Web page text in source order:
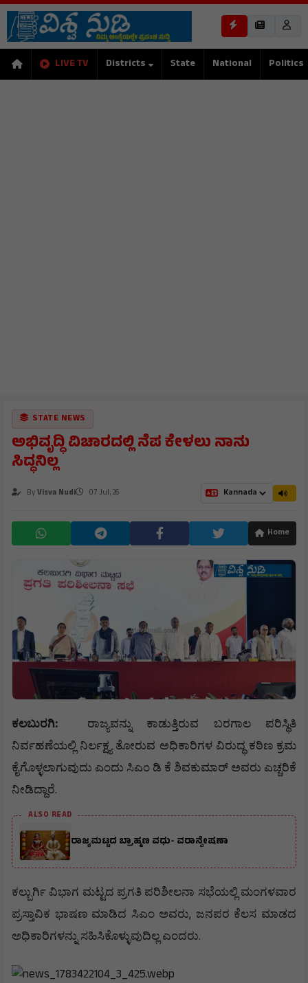
LIVE TV Districts State National Politics
STATE NEWS
ಅಭಿವೃದ್ಧಿ ವಿಚಾರದಲ್ಲಿ ನೆಪ ಕೇಳಲು ನಾನು
ಸಿದ್ಧನಿಲ್ಲ
ByVisva Nudi 07 Jul, 26
Home
ಕಲಬುರಗಿ: ರಾಜ್ಯವನ್ನು ಕಾಡುತ್ತಿರುವ ಬರಗಾಲ
ಪರಿಸ್ಥಿತಿ
ನಿರ್ವಹಣೆಯಲ್ಲಿ ನಿರ್ಲಕ್ಷ್ಯ ತೋರುವ ಅಧಿಕಾರಿಗಳ ವಿರುದ್ಧ ಕಠಿಣ ಕ್ರಮ
ಕೈಗೊಳ್ಳಲಾಗುವುದು ಎಂದು ಸಿಎಂ ಡಿ ಕೆ ಶಿವಕುಮಾರ್ ಅವರು ಎಚ್ಚರಿಕೆ
ನೀಡಿದ್ದಾರೆ.
ALSO READ
ರಾಜ್ಯಮಟ್ಟದ ಬ್ರಾಹ್ಮಣ ವಧು- ವರಾನ್ವೇಷಣಾ
ಕಲ್ಬುರ್ಗಿ ವಿಭಾಗ ಮಟ್ಟದ ಪ್ರಗತಿ ಪರಿಶೀಲನಾ ಸಭೆಯಲ್ಲಿ ಮಂಗಳವಾರ
ಪ್ರಸ್ತಾವಿಕ ಭಾಷಣ ಮಾಡಿದ ಸಿಎಂ ಅವರು, ಜನಪರ ಕೆಲಸ ಮಾಡದ
ಅಧಿಕಾರಿಗಳನ್ನು ಸಹಿಸಿಕೊಳ್ಳುವುದಿಲ್ಲ ಎಂದರು.